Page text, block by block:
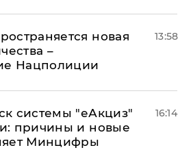
новая
–
Нацполиции
13:58
системы "еАкциз"
причины и новые
Минцифры
16:14